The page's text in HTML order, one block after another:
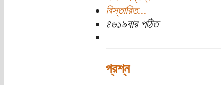
বিস্তারিত...
৪৬১৯বার পঠিত
প্রশ্ন